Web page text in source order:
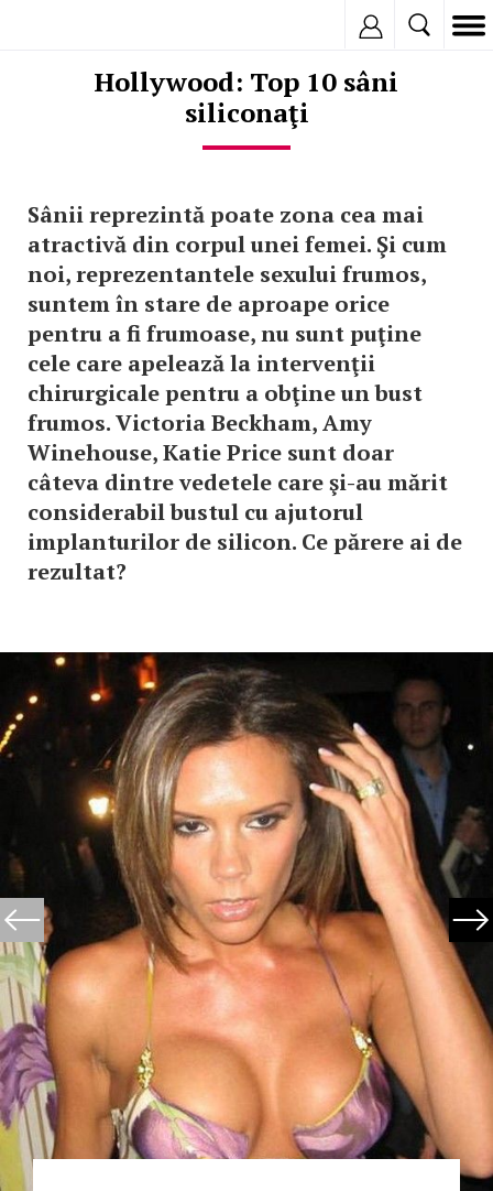
Hollywood: Top 10 sâni
siliconaţi
Sânii reprezintă poate zona cea mai
atractivă din corpul unei femei. Şi cum
noi, reprezentantele sexului frumos,
suntem în stare de aproape orice
pentru a fi frumoase, nu sunt puţine
cele care apelează la intervenţii
chirurgicale pentru a obţine un bust
frumos. Victoria Beckham, Amy
Winehouse, Katie Price sunt doar
câteva dintre vedetele care şi-au mărit
considerabil bustul cu ajutorul
implanturilor de silicon. Ce părere ai de
rezultat?